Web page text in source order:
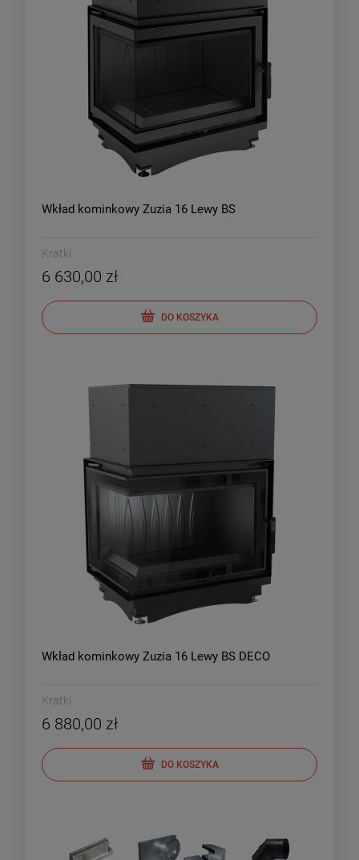
Wkład kominkowy Zuzia 16 Lewy BS
Kratki
6 630,00 zł
DO KOSZYKA
Wkład kominkowy Zuzia 16 Lewy BS DECO
Kratki
6 880,00 zł
DO KOSZYKA